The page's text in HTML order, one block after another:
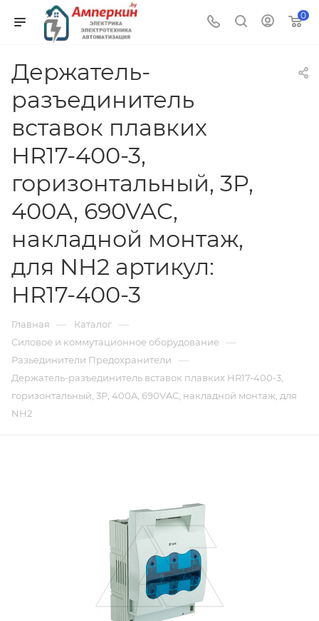
0
Держатель-
разъединитель
вставок плавких
HR17-400-3,
горизонтальный, 3P,
400A, 690VAC,
накладной монтаж,
для NH2 артикул:
HR17-400-3
Главная — Каталог —
Силовое и коммутационное оборудование —
Разьединители Предохранители —
Держатель-разъединитель вставок плавких HR17-400-3,
горизонтальный, 3P, 400A, 690VAC, накладной монтаж, для
NH2